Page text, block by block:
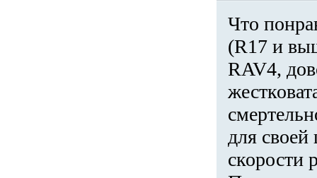
Что
(R17 и
RAV4,
для
скорости